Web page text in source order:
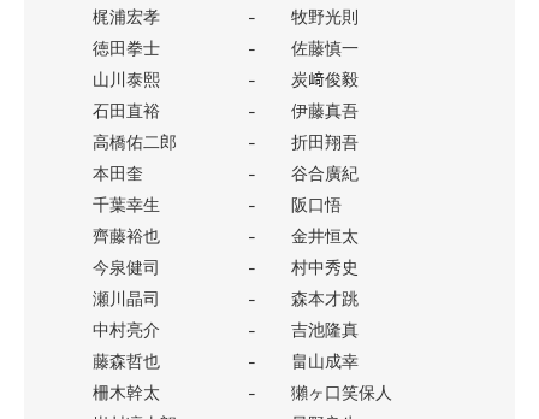
梶浦宏孝
-
牧野光則
徳田拳士
-
佐藤慎一
山川泰熙
-
炭﨑俊毅
石田直裕
-
伊藤真吾
高橋佑二郎
-
折田翔吾
本田奎
-
谷合廣紀
千葉幸生
-
阪口悟
齊藤裕也
-
金井恒太
今泉健司
-
村中秀史
瀬川晶司
-
森本才跳
中村亮介
-
吉池隆真
藤森哲也
-
畠山成幸
柵木幹太
-
獺ヶ口笑保人